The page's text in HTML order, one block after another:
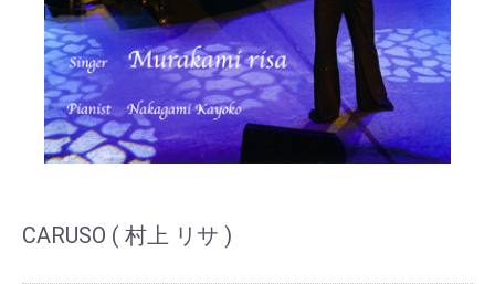
CARUSO ( 村上 リサ )